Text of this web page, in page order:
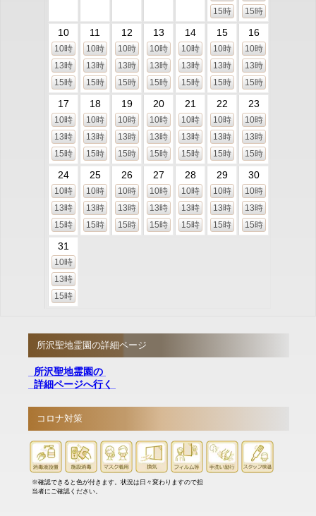
15時
15時
10
10時
13時
15時
11
10時
13時
15時
12
10時
13時
15時
13
10時
13時
15時
14
10時
13時
15時
15
10時
13時
15時
16
10時
13時
15時
17
10時
13時
15時
18
10時
13時
15時
19
10時
13時
15時
20
10時
13時
15時
21
10時
13時
15時
22
10時
13時
15時
23
10時
13時
15時
24
10時
13時
15時
25
10時
13時
15時
26
10時
13時
15時
27
10時
13時
15時
28
10時
13時
15時
29
10時
13時
15時
30
10時
13時
15時
31
10時
13時
15時
所沢聖地霊園の詳細ページ
所沢聖地霊園の
詳細ページへ行く
コロナ対策
※確認できると色が付きます。状況は日々変わりますので担
当者にご確認ください。